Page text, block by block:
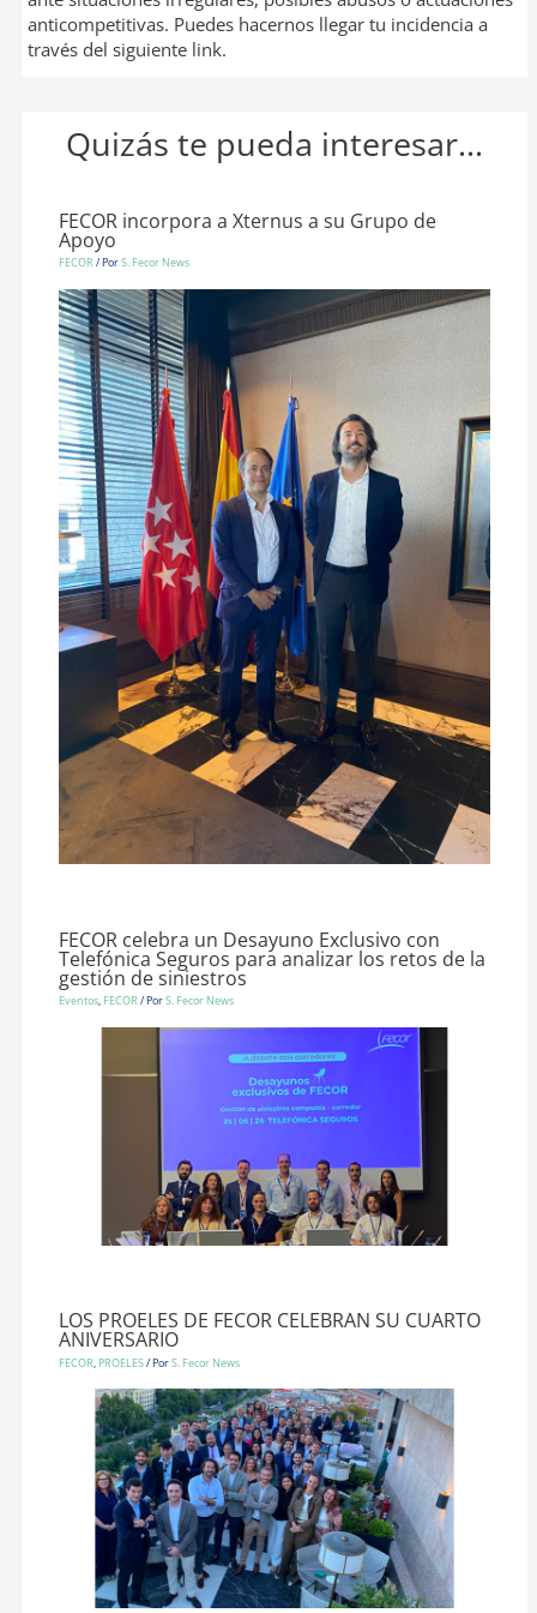
anticompetitivas. Puedes hacernos llegar tu incidencia a
través del siguiente link.
Quizás te pueda interesar...
FECOR incorpora a Xternus a su Grupo de
Apoyo
FECOR / PorS. Fecor News
FECOR celebra un Desayuno Exclusivo con
Telefónica Seguros para analizar los retos de la
gestión de siniestros
Eventos, FECOR / PorS. Fecor News
LOS PROELES DE FECOR CELEBRAN SU CUARTO
ANIVERSARIO
FECOR, PROELES/ PorS. Fecor News